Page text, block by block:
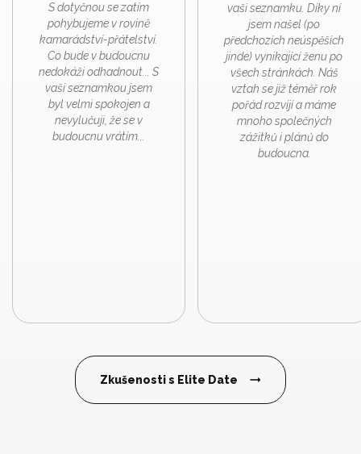
S dotyčnou se zatím
pohybujeme v rovině
kamarádství-přátelství.
Co bude v budoucnu
nedokáži odhadnout... S
vaši seznamkou jsem
byl velmi spokojen a
nevylučuji, že se v
budoucnu vrátím...
vaši seznamku. Díky ní
jsem našel (po
předchozích neúspěších
jinde) vynikající ženu po
všech stránkách. Náš
vztah se již téměř rok
pořád rozvíjí a máme
mnoho společných
zážitků i plánů do
budoucna.
Zkušenosti s Elite Date